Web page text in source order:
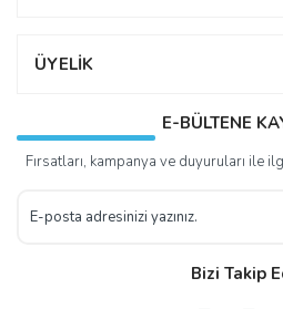
ÜYELİK
E-BÜLTENE
Fırsatları, kampanya ve duyuruları ile
Bizi Takip